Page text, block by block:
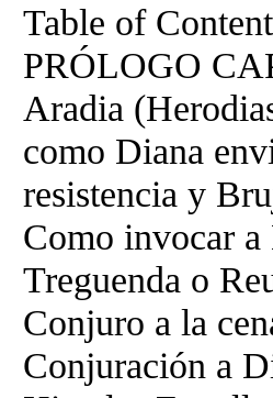
Table of
PRÓLOGO
Aradia
como Diana
resistencia y
Como invocar
Treguenda o
Conjuro a la
Conjuración a